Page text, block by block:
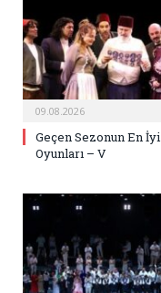
09.08.2026
Geçen Sezonun En İyi
Oyunları – V